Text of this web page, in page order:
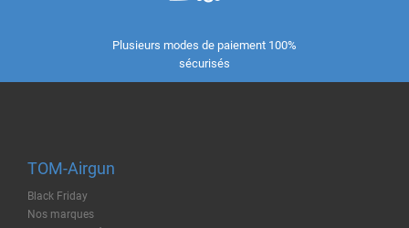
Plusieurs modes de paiement 100%
sécurisés
TOM-Airgun
Black Friday
Nos marques